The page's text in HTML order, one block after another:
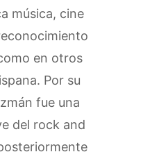
música, cine
en otros
Por su
fue una
del rock and